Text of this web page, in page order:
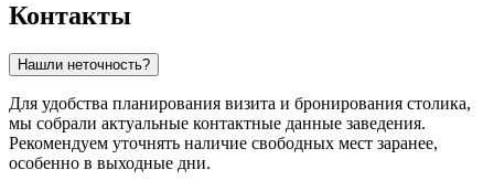
Контакты
Нашли неточность?
Для удобства планирования визита и бронирования столика,
мы собрали актуальные контактные данные заведения.
Рекомендуем уточнять наличие свободных мест заранее,
особенно в выходные дни.